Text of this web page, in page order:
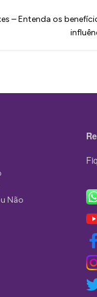
– Entenda os
Não